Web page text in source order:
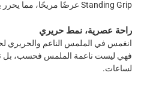
Standing Grip عرضًا مريحًا، مما يحرر يديك للقيام بما يهم حقًا.
راحة عصرية، نمط حريري
انغمس في الملمس الناعم والحريري
فهي ليست ناعمة الملمس فحسب، بل
لساعات.